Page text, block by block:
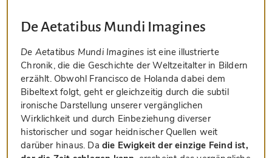
De Aetatibus Mundi Imagines
De Aetatibus Mundi Imagines ist eine illustrierte
Chronik, die die Geschichte der Weltzeitalter in Bildern
erzählt. Obwohl Francisco de Holanda dabei dem
Bibeltext folgt, geht er gleichzeitig durch die subtil
ironische Darstellung unserer vergänglichen
Wirklichkeit und durch Einbeziehung diverser
historischer und sogar heidnischer Quellen weit
darüber hinaus. Da die Ewigkeit der einzige Feind ist,